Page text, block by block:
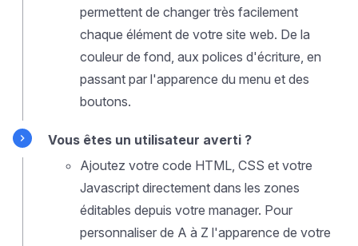
permettent de changer très facilement
chaque élément de votre site web. De la
couleur de fond, aux polices d'écriture, en
passant par l'apparence du menu et des
boutons.
Vous êtes un utilisateur averti ?
Ajoutez votre code HTML, CSS et votre
Javascript directement dans les zones
éditables depuis votre manager. Pour
personnaliser de A à Z l'apparence de votre